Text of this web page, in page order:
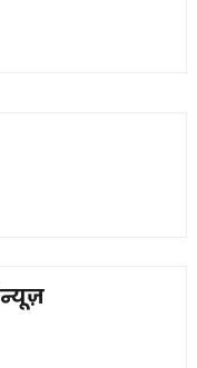
न्यूज़